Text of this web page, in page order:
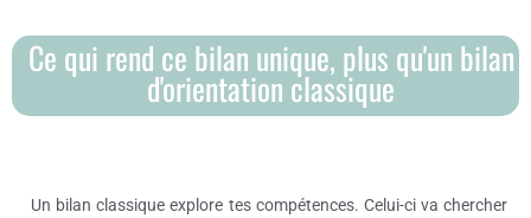
Ce qui rend ce bilan unique, plus qu'un bilan
d'orientation classique
Un bilan classique explore tes compétences. Celui-ci va chercher